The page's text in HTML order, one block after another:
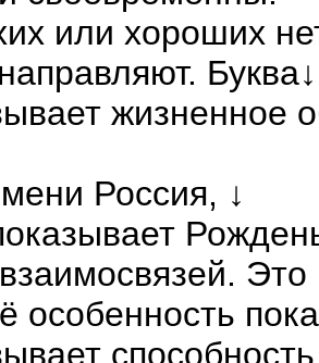
или хороших
Буква↓
жизненное
Россия, ↓
Это
особенность